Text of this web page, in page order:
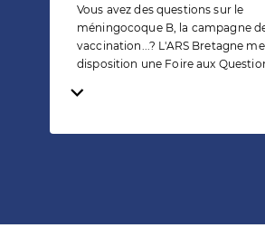
Vous avez des questions sur le
méningocoque B, la campagne
vaccination...? L'ARS Bretagne
disposition une Foire aux
Temps de lecture